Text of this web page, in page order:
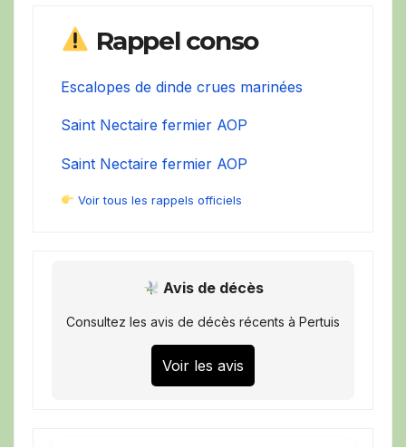
Rappel conso
Escalopes de dinde crues marinées
Saint Nectaire fermier AOP
Saint Nectaire fermier AOP
Voir tous les rappels officiels
Avis de décès
Consultez les avis de décès récents à Pertuis
Voir les avis